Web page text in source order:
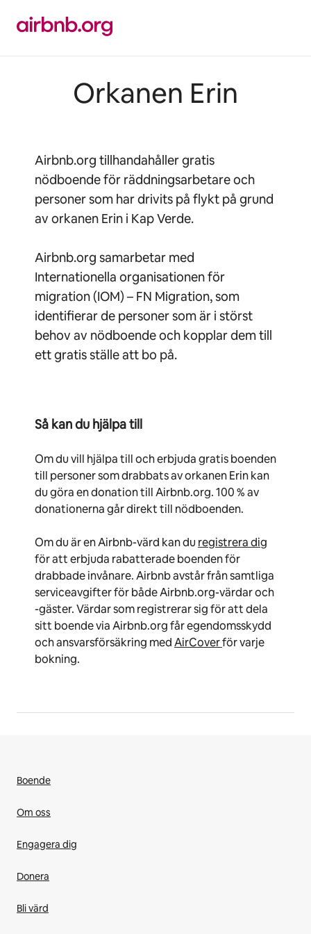
innehåll
Orkanen Erin
Airbnb.org tillhandahåller gratis
nödboende för räddningsarbetare och
personer som har drivits på flykt på grund
av orkanen Erin i Kap Verde.
Airbnb.org samarbetar med
Internationella organisationen för
migration (IOM) – FN Migration, som
identifierar de personer som är i störst
behov av nödboende och kopplar dem till
ett gratis ställe att bo på.
Så kan du hjälpa till
Om du vill hjälpa till och erbjuda gratis boenden
till personer som drabbats av orkanen Erin kan
du göra en donation till Airbnb.org. 100 % av
donationerna går direkt till nödboenden.
Om du är en Airbnb-värd kan du registrera dig
för att erbjuda rabatterade boenden för
drabbade invånare. Airbnb avstår från samtliga
serviceavgifter för både Airbnb.org-värdar och
-gäster. Värdar som registrerar sig för att dela
sitt boende via Airbnb.org får egendomsskydd
och ansvarsförsäkring medAirCoverför varje
bokning.
Boende
Om oss
Engagera dig
Donera
Bli värd